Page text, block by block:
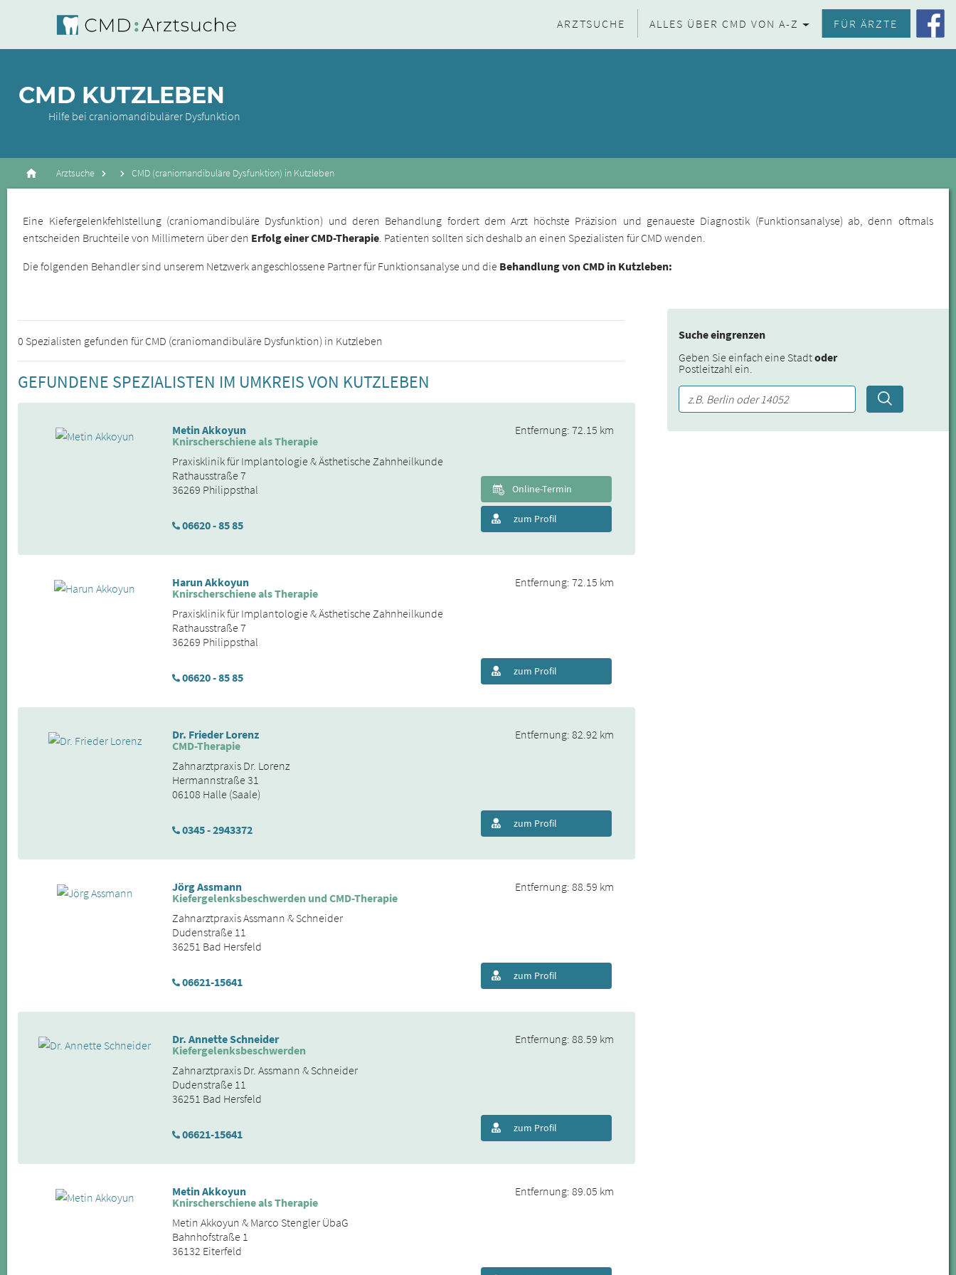
ARZTSUCHE ALLES ÜBER CMD VON A-Z FÜR ÄRZTE
CMD KUTZLEBEN
Hilfe bei craniomandibulärer Dysfunktion
Arztsuche CMD (craniomandibuläre Dysfunktion) in Kutzleben
Eine Kiefergelenkfehlstellung (craniomandibuläre Dysfunktion) und deren Behandlung fordert dem Arzt höchste Präzision und genaueste Diagnostik (Funktionsanalyse) ab, denn oftmals
entscheiden Bruchteile von Millimetern über den Erfolg einer CMD-Therapie . Patienten sollten sich deshalb an einen Spezialisten für CMD wenden.
Die folgenden Behandler sind unserem Netzwerk angeschlossene Partner für Funktionsanalyse und die Behandlung von CMD in Kutzleben:
Suche eingrenzen
Geben Sie einfach eine Stadtoder
Postleitzahl ein.
0 Spezialisten gefunden für CMD (craniomandibuläre Dysfunktion) in Kutzleben
GEFUNDENE SPEZIALISTEN IM UMKREIS VON KUTZLEBEN
Metin Akkoyun
Knirscherschiene als Therapie
Praxisklinik für Implantologie & Ästhetische Zahnheilkunde
Rathausstraße 7
36269 Philippsthal
06620 - 85 85
Entfernung: 72.15 km
zum Profil
Online-Termin
Harun Akkoyun
Knirscherschiene als Therapie
Praxisklinik für Implantologie & Ästhetische Zahnheilkunde
Rathausstraße 7
36269 Philippsthal
06620 - 85 85
Entfernung: 72.15 km
zum Profil
Dr. Frieder Lorenz
CMD-Therapie
Zahnarztpraxis Dr. Lorenz
Hermannstraße 31
06108 Halle (Saale)
0345 - 2943372
Entfernung: 82.92 km
zum Profil
Jörg Assmann
Kiefergelenksbeschwerden und CMD-Therapie
Zahnarztpraxis Assmann & Schneider
Dudenstraße 11
36251 Bad Hersfeld
06621-15641
Entfernung: 88.59 km
zum Profil
Dr. Annette Schneider
Kiefergelenksbeschwerden
Zahnarztpraxis Dr. Assmann & Schneider
Dudenstraße 11
36251 Bad Hersfeld
06621-15641
Entfernung: 88.59 km
zum Profil
Metin Akkoyun
Knirscherschiene als Therapie
Metin Akkoyun & Marco Stengler ÜbaG
Bahnhofstraße 1
36132 Eiterfeld
Entfernung: 89.05 km